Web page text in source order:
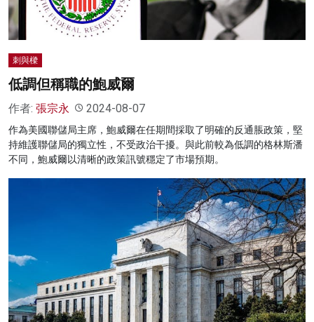
刺與樑
低調但稱職的鮑威爾
作者: 張宗永 2024-08-07
作為美國聯儲局主席，鮑威爾在任期間採取了明確的反通脹政策，堅
持維護聯儲局的獨立性，不受政治干擾。與此前較為低調的格林斯潘
不同，鮑威爾以清晰的政策訊號穩定了市場預期。